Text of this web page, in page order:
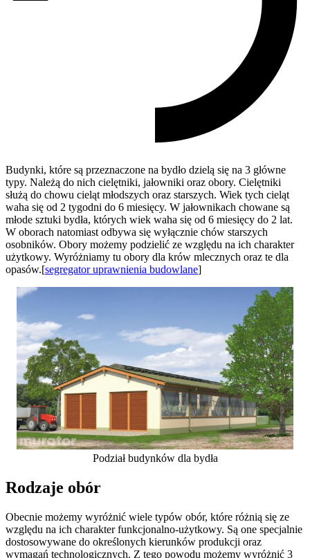
Budynki, które są przeznaczone na bydło dzielą się na 3 główne
typy. Należą do nich cielętniki, jałowniki oraz obory. Cielętniki
służą do chowu cieląt młodszych oraz starszych. Wiek tych cieląt
waha się od 2 tygodni do 6 miesięcy. W jałownikach chowane są
młode sztuki bydła, których wiek waha się od 6 miesięcy do 2 lat.
W oborach natomiast odbywa się wyłącznie chów starszych
osobników. Obory możemy podzielić ze względu na ich charakter
użytkowy. Wyróżniamy tu obory dla krów mlecznych oraz te dla
opasów.[segregator uprawnienia budowlane]
Podział budynków dla bydła
Rodzaje obór
Obecnie możemy wyróżnić wiele typów obór, które różnią się ze
względu na ich charakter funkcjonalno-użytkowy. Są one specjalnie
dostosowywane do określonych kierunków produkcji oraz
wymagań technologicznych. Z tego powodu możemy wyróżnić 3